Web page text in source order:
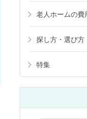
老人ホームの費
探し方・選び方
特集